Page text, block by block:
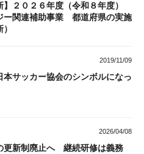
】２０２６年度（令和８年度）
ー関連補助事業 都道府県の実施
2019/11/09
本サッカー協会のシンボルになっ
2026/04/08
更新制廃止へ 継続研修は義務